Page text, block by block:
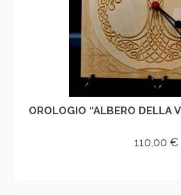
OROLOGIO “ALBERO DELLA
110,00 €